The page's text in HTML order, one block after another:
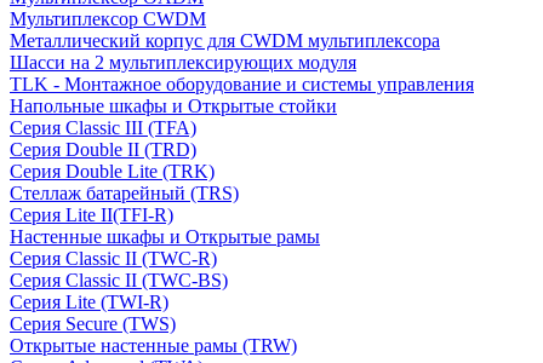
Мультиплексор CWDM
Металлический корпус для CWDM мультиплексора
Шасси на 2 мультиплексирующих модуля
TLK - Монтажное оборудование и системы управления
Напольные шкафы и Открытые стойки
Серия Classic III (TFA)
Серия Double II (TRD)
Серия Double Lite (TRK)
Стеллаж батарейный (TRS)
Серия Lite II(TFI-R)
Настенные шкафы и Открытые рамы
Серия Classic II (TWC-R)
Серия Classic II (TWC-BS)
Серия Lite (TWI-R)
Серия Secure (TWS)
Открытые настенные рамы (TRW)